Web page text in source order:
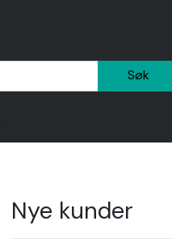
Søk
Nye kunder